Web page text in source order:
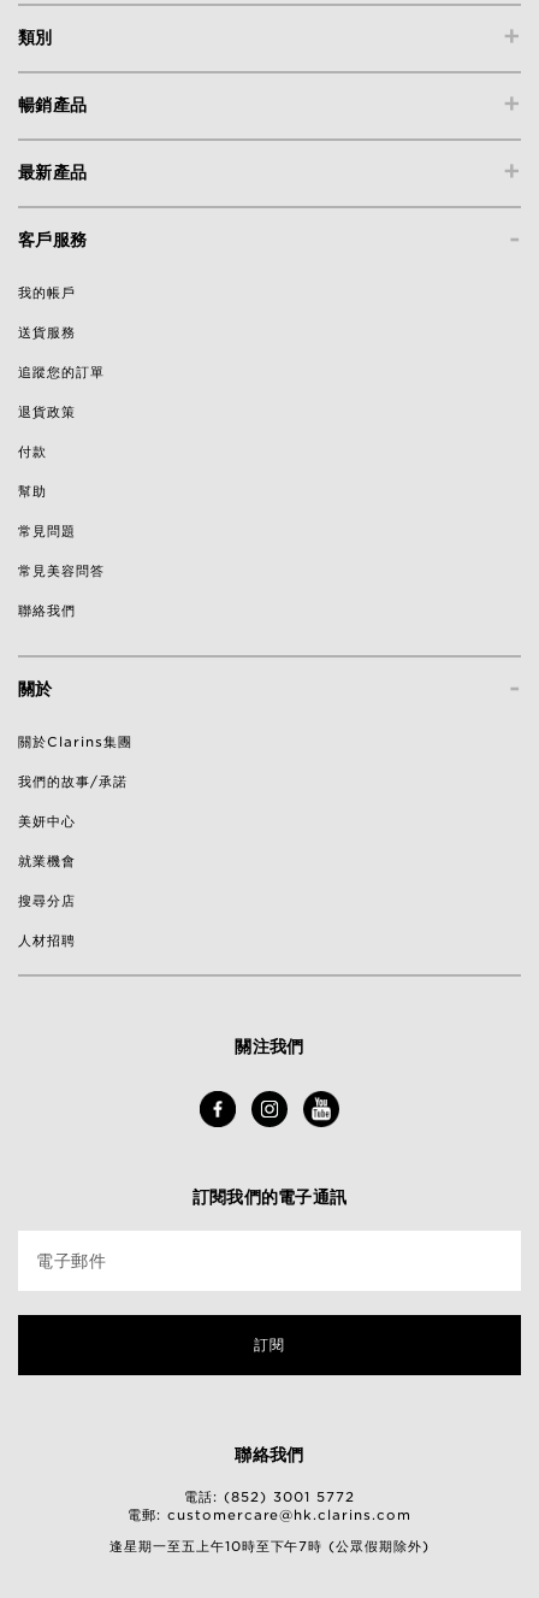
+
類別
+
暢銷產品
+
最新產品
-
客戶服務
我的帳戶
送貨服務
追蹤您的訂單
退貨政策
付款
幫助
常見問題
常見美容問答
聯絡我們
-
關於
關於Clarins集團
我們的故事/承諾
美妍中心
就業機會
搜尋分店
人材招聘
關注我們
訂閱我們的電子通訊
電子郵件
訂閱
聯絡我們
電話: (852) 3001 5772
電郵: customercare@hk.clarins.com
逢星期一至五上午10時至下午7時 (公眾假期除外)